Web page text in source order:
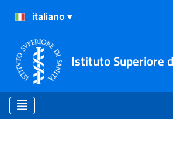
Istituto Superiore